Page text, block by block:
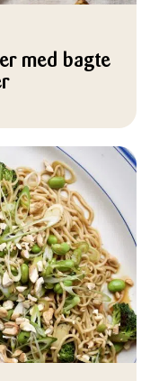
med bagte